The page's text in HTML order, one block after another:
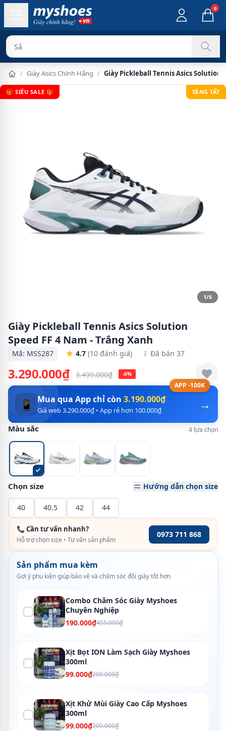
0
Sản phẩm chính
/ Giày Asics Chính Hãng / Giày Pickleball Tennis Asics Solution
🎁 SIÊU SALE 🎁 TẶNG TẤT
1/6
Giày Pickleball Tennis Asics Solution
Speed FF 4 Nam - Trắng Xanh
Mã: MSS287 4.7 (10 đánh giá) Đã bán 37
3.290.000₫ 3.499.000₫ -6%
APP -100K
→
📱 Mua qua App chỉ còn 3.190.000₫
Giá web 3.290.000₫ • App rẻ hơn 100.000₫
Màu sắc 4 lựa chọn
Chọn size Hướng dẫn chọn size
40 40.5 42 44
📞 Cần tư vấn nhanh?
Hỗ trợ chọn size • Tư vấn sản phẩm
0973 711 868
Sản phẩm mua kèm
Gợi ý phụ kiện giúp bảo vệ và chăm sóc đôi giày tốt hơn
Combo Chăm Sóc Giày Myshoes
Chuyên Nghiệp
190.000₫455.000₫
Xịt Bọt ION Làm Sạch Giày Myshoes
300ml
99.000₫200.000₫
Xịt Khử Mùi Giày Cao Cấp Myshoes
300ml
99.000₫200.000₫